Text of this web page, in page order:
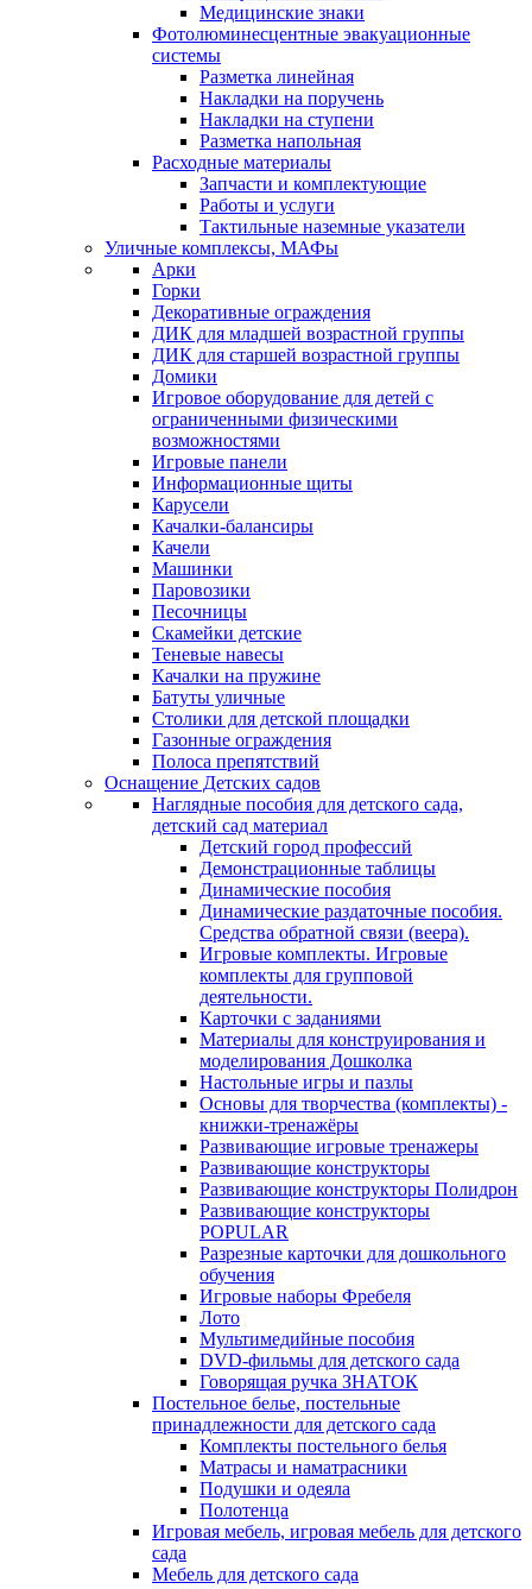
Медицинские знаки
Фотолюминесцентные эвакуационные
системы
Разметка линейная
Накладки на поручень
Накладки на ступени
Разметка напольная
Расходные материалы
Запчасти и комплектующие
Работы и услуги
Тактильные наземные указатели
Уличные комплексы, МАФы
Арки
Горки
Декоративные ограждения
ДИК для младшей возрастной группы
ДИК для старшей возрастной группы
Домики
Игровое оборудование для детей с
ограниченными физическими
возможностями
Игровые панели
Информационные щиты
Карусели
Качалки-балансиры
Качели
Машинки
Паровозики
Песочницы
Скамейки детские
Теневые навесы
Качалки на пружине
Батуты уличные
Столики для детской площадки
Газонные ограждения
Полоса препятствий
Оснащение Детских садов
Наглядные пособия для детского сада,
детский сад материал
Детский город профессий
Демонстрационные таблицы
Динамические пособия
Динамические раздаточные пособия.
Средства обратной связи (веера).
Игровые комплекты. Игровые
комплекты для групповой
деятельности.
Карточки с заданиями
Материалы для конструирования и
моделирования Дошколка
Настольные игры и пазлы
Основы для творчества (комплекты) -
книжки-тренажёры
Развивающие игровые тренажеры
Развивающие конструкторы
Развивающие конструкторы Полидрон
Развивающие конструкторы
POPULAR
Разрезные карточки для дошкольного
обучения
Игровые наборы Фребеля
Лото
Мультимедийные пособия
DVD-фильмы для детского сада
Говорящая ручка ЗНАТОК
Постельное белье, постельные
принадлежности для детского сада
Комплекты постельного белья
Матрасы и наматрасники
Подушки и одеяла
Полотенца
Игровая мебель, игровая мебель для детского
сада
Мебель для детского сада